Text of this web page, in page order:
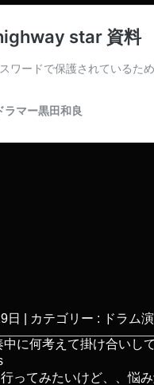
日 カテゴリー : ドラム
中に何考えて掛け合い
ってみたいけど、、悩